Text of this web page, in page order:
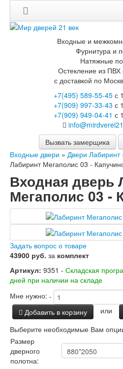
Мои заказы
Двери с
Противопожарные
Двери Бункер
Двери Лекс
Двери Термодор
Арктика
Монолит
Стайл
Термо
Термо Лацио
Флагман
Электрозамок
Заводские двери
Двери Лабиринт
Лабиринт Аляска
Лабиринт Арт
Лабиринт Атлантик
Лабиринт Бетон
Лабиринт Верса
Лабиринт Версаль
Лабиринт Гранд
Лабиринт Дверь
заказ
Лабиринт Имперо
Лабиринт Инфинити
Лабиринт Иссида
Лабиринт Карбон
Входные и
Фурнитура и
Натяжные
Остекление из
с доставкой по
+7(495) 589-55-45с
+7(909) 997-33-43 с
+7(909) 949-04-41 с
Вызвать замерщика
Входные двери » Двери Лабиринт
Лабиринт Мегаполис 03 -
Входная дверь
Мегаполис 03 -
Задать вопрос о товаре
43900 руб. за комплект
Артикул: 9351 - Складская
дней при наличии на складе
Мне нужно: -
Добавить в корзину
или
Выберите необходимые Вам
Размер
дверного
полотна: